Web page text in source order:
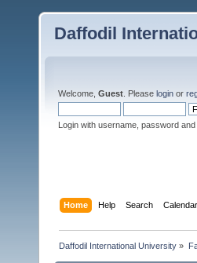
Daffodil
Welcome, Guest . Please login or
Login with username, password
Home Help Search Calendar
Daffodil International University »